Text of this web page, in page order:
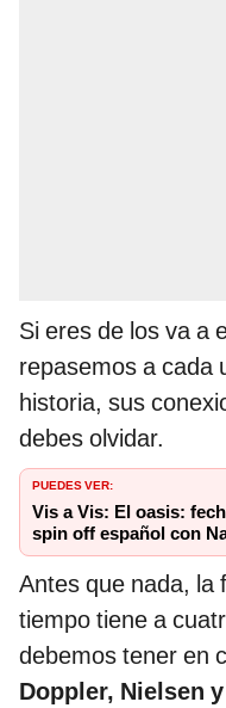
Si eres de los va a
repasemos a cada
historia, sus
debes olvidar.
PUEDES VER:
Vis a Vis: El oasis:
spin off español con
Antes que nada, la
tiempo tiene a
debemos tener en
Doppler, Nielsen